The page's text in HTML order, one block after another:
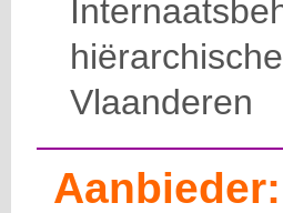
Vlaanderen
Aanbieder: